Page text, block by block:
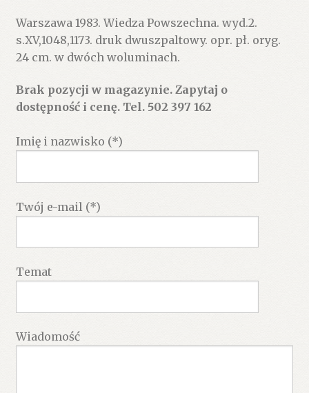
Warszawa 1983. Wiedza Powszechna. wyd.2.
s.XV,1048,1173. druk dwuszpaltowy. opr. pł. oryg.
24 cm. w dwóch woluminach.
Brak pozycji w magazynie. Zapytaj o
dostępność i cenę. Tel. 502 397 162
Imię i nazwisko (*)
Twój e-mail (*)
Temat
Wiadomość